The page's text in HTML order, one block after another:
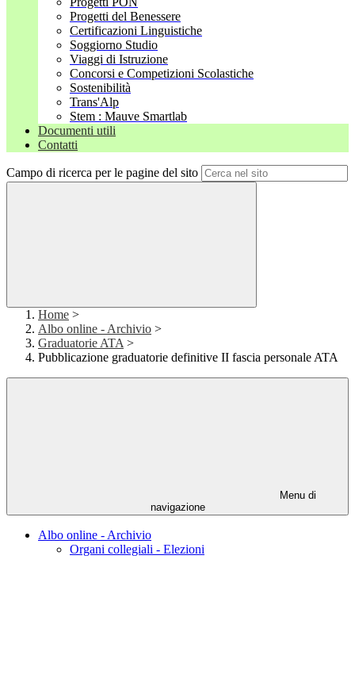
Progetti del Benessere
Certificazioni Linguistiche
Soggiorno Studio
Viaggi di Istruzione
Concorsi e Competizioni Scolastiche
Sostenibilità
Trans'Alp
Stem : Mauve Smartlab
Documenti utili
Contatti
Campo di ricerca per le pagine del sito
Home >
Albo online - Archivio >
Graduatorie ATA >
Pubblicazione graduatorie definitive II fascia personale ATA
Menu di
navigazione
Albo online - Archivio
Organi collegiali - Elezioni